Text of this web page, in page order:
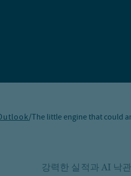
/The little engine that could
강력한 실적과 AI 낙